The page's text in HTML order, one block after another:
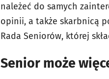
należeć do samych
opinii, a także skarbnicą
Rada Seniorów, której
Senior może